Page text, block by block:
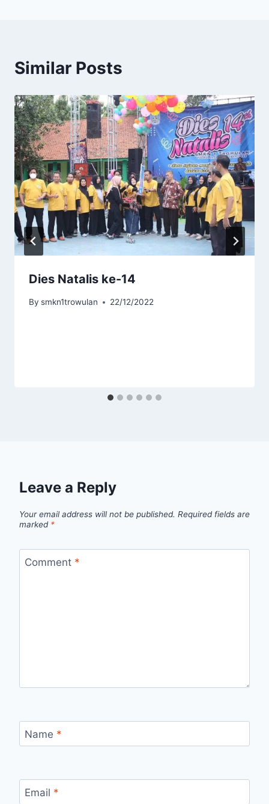
Similar Posts
Dies Natalis ke-14
By smkn1trowulan 22/12/2022
Leave a Reply
Your email address will not be published. Required fields are
marked *
Comment *
Name *
Email *